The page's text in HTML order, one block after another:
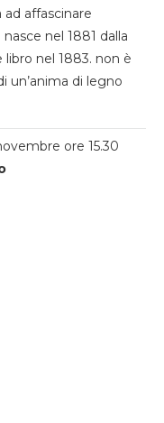
affascinare
nel 1881 dalla
libro nel 1883. non è
un’anima di legno
ore 15.30